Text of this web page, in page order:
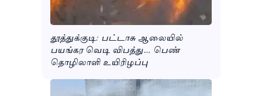
தூத்துக்குடி: பட்டாசு ஆலையில்
பயங்கர வெடி விபத்து… பெண்
தொழிலாளி உயிரிழப்பு